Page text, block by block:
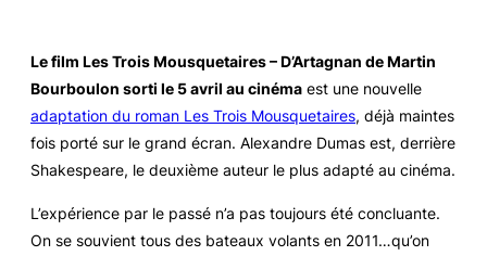
Le film Les Trois Mousquetaires – D’Artagnan de Martin
Bourboulon sorti le 5 avril au cinéma est une nouvelle
adaptation du roman Les Trois Mousquetaires, déjà maintes
fois porté sur le grand écran. Alexandre Dumas est, derrière
Shakespeare, le deuxième auteur le plus adapté au cinéma.
L’expérience par le passé n’a pas toujours été concluante.
On se souvient tous des bateaux volants en 2011…qu’on